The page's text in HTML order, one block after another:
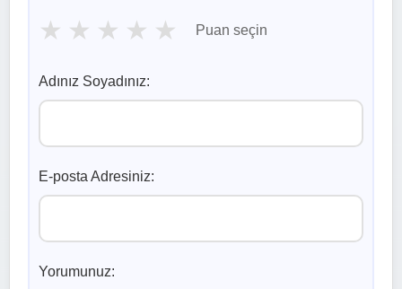
★ ★ ★ ★ ★ Puan seçin
Adınız Soyadınız:
E-posta Adresiniz:
Yorumunuz: